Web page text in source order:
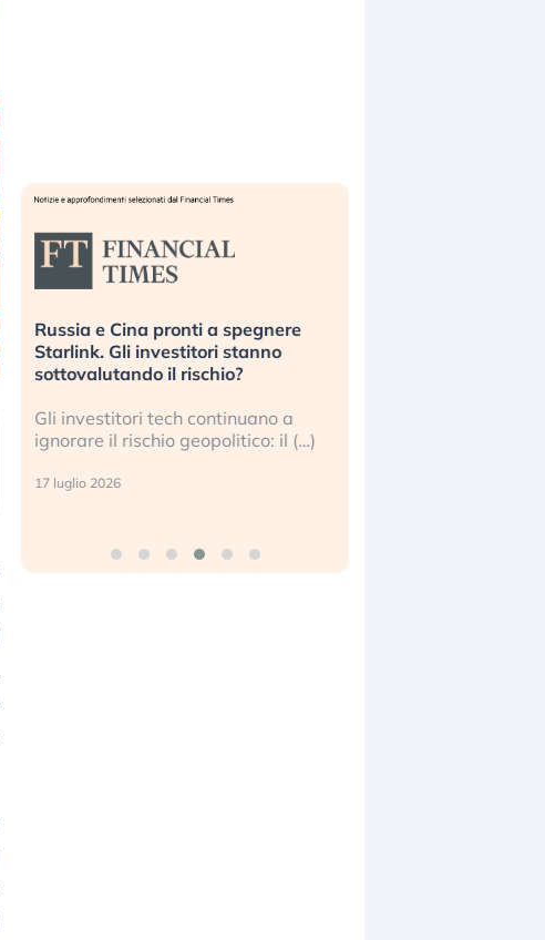
Russia e Cina pronti a spegnere
Starlink. Gli investitori stanno
sottovalutando il rischio?
Gli investitori tech continuano a
ignorare il rischio geopolitico: il (…)
17 luglio 2026